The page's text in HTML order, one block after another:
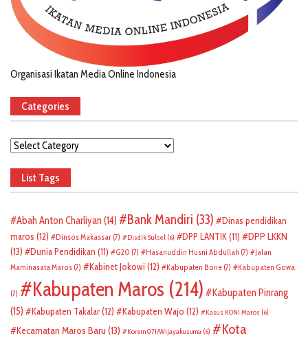
Organisasi Ikatan Media Online Indonesia
Categories
Categories
List Tags
Abah Anton Charliyan (14) Bank Mandiri (33)
Dinas pendidikan
maros (12) Dinsos Makassar (7) Disdik Sulsel (6) DPP LANTIK(11)
DPP LKKN
(13)
Dunia Pendidikan (11) G20 (7) Hasanuddin Husni Abdullah (7)
Jalan
Maminasata Maros (7) Kabinet Jokowi (12) Kabupaten Bone (7) Kabupaten Gowa
(7) Kabupaten Maros (214)
Kabupaten Pinrang
(15)
Kabupaten Takalar(12) Kabupaten Wajo (12) Kasus KONI Maros (6)
Kecamatan Maros Baru (13) Korem 071/Wijayakusuma (6)
Kota